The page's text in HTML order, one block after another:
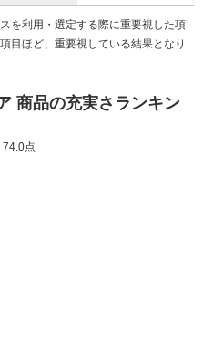
を利用・選定する際に重要視した項
目ほど、重要視している結果となり
商品の充実さランキン
74.0点